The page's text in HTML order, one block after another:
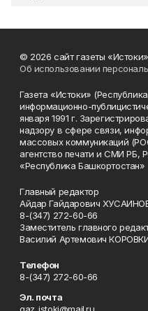
© 2026 сайт газеты
Об использовании
Газета «Истоки»
информационно-
января 1991 г.
надзору в сфере связи,
массовых коммуникаций
агентство печати и СМИ
«Республика Башкортостан»
Главный редактор
Айдар Гайдарович
8-(347) 272-60-66
Заместитель главного
Василий Артемович
Телефон
8-(347) 272-60-66
Эл. почта